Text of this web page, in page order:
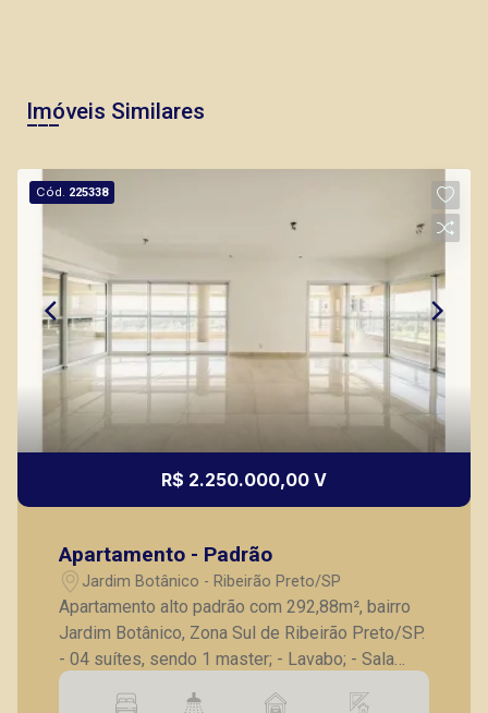
Thamiris Leandra Benevides
CRECI 270092 - Venda
(16) 99263-0551
Corretor(a) Online
CORRETOR DE PLANTÃO
Fátima Spadaro
CRECI 119074 - Venda
(16) 99105-3578
Corretor(a) Online
Imóveis Similares
Cód. 225338
R$ 2.250.000,00 V
Apartamento - Padrão
Jardim Botânico - Ribeirão Preto/SP
Apartamento alto padrão com 292,88m², bairro
Jardim Botânico, Zona Sul de Ribeirão Preto/SP.
- 04 suítes, sendo 1 master; - Lavabo; - Sala
para 2 ambientes; - Varanda gourmet; - Cozinha;